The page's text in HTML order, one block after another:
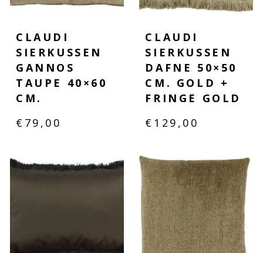
CLAUDI
SIERKUSSEN
GANNOS
TAUPE 40×60
CM.
€ 79,00
CLAUDI
SIERKUSSEN
DAFNE 50×50
CM. GOLD +
FRINGE GOLD
€ 129,00